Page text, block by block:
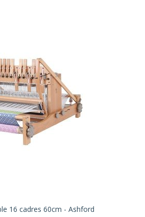
16 cadres 60cm - Ashford